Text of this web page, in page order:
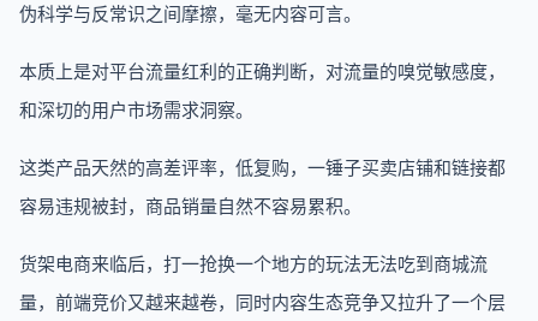
伪科学与反常识之间摩擦，毫无内容可言。
本质上是对平台流量红利的正确判断，对流量的嗅觉敏感度，
和深切的用户市场需求洞察。
这类产品天然的高差评率，低复购，一锤子买卖店铺和链接都
容易违规被封，商品销量自然不容易累积。‍‍‍‍‍‍‍‍‍‍‍‍‍‍‍‍‍‍‍‍‍‍‍‍‍
货架电商来临后，打一抢换一个地方的玩法无法吃到商城流
量，前端竞价又越来越卷，同时内容生态竞争又拉升了一个层